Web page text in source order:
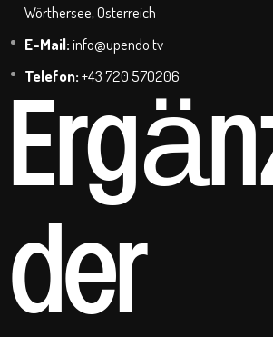
Wörthersee, Österreich
E-Mail:info@upendo.tv
Telefon:+43 720 570206
der